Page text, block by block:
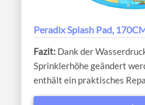
Peradix Splash Pad,
Dank der
Sprinklerhöhe geändert
enthält ein praktisches